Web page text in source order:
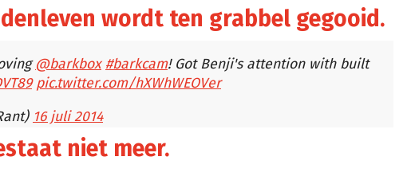
wordt ten grabbel gegooid.
@barkbox #barkcam! Got Benji's attention with built
pic.twitter.com/hXWhWEOVer
16 juli 2014
niet meer.